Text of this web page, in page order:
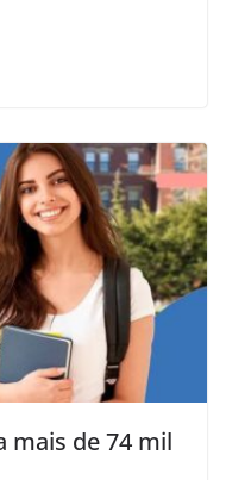
mais de 74 mil